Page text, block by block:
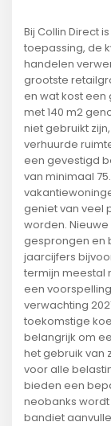
Bij Collin Direct
toepassing, de
handelen
grootste
en wat kost
met 140 m2
niet gebruikt
verhuurde
een gevestigd
van minimaal
geniet van veel
worden.
gesprongen en
jaarcijfers
termijn meestal
een
verwachting
toekomstige
belangrijk om
het gebruik van
voor alle
bieden een
neobanks
bandiet